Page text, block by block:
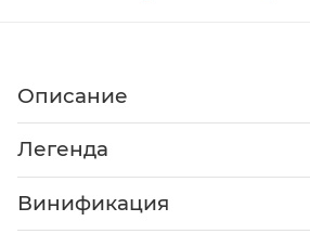
Описание
Легенда
Винификация